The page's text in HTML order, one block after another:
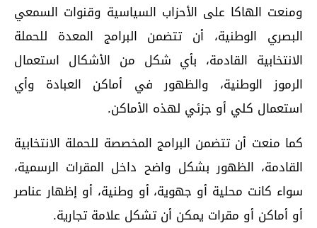
ومنعت الهاكا على الأحزاب السياسية وقنوات السمعي
البصري الوطنية، أن تتضمن البرامج المعدة للحملة
الانتخابية القادمة، بأي شكل من الأشكال استعمال
الرموز الوطنية، والظهور في أماكن العبادة وأي
استعمال كلي أو جزئي لهذه الأماكن.
كما منعت أن تتضمن البرامج المخصصة للحملة الانتخابية
القادمة، الظهور بشكل واضح داخل المقرات الرسمية،
سواء كانت محلية أو جهوية، أو وطنية، أو إظهار عناصر
أو أماكن أو مقرات يمكن أن تشكل علامة تجارية.